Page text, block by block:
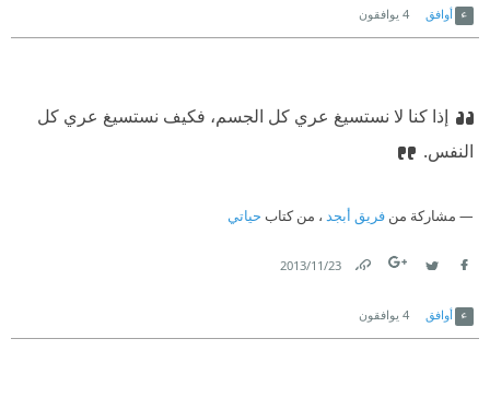
أوافق 4 يوافقون
إذا كنا لا نستسيغ عري كل الجسم، فكيف نستسيغ عري كل
النفس.
مشاركة من فريق أبجد ، من كتاب حياتي
23‏/11‏/2013
أوافق 4 يوافقون